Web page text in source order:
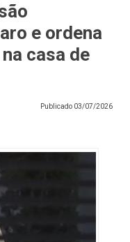
e ordena
casa de
Publicado 03/07/2026